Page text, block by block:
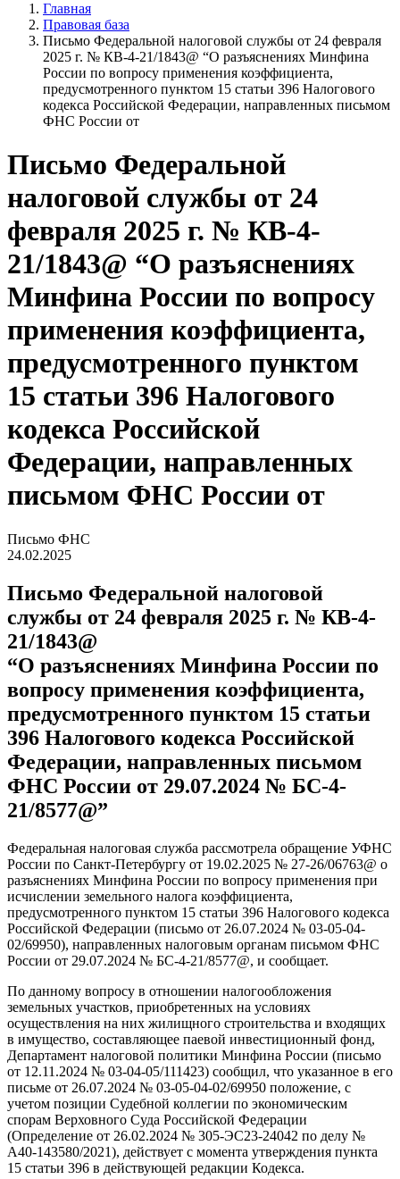
Главная
Правовая база
Письмо Федеральной налоговой службы от 24 февраля
2025 г. № КВ-4-21/1843@ “О разъяснениях Минфина
России по вопросу применения коэффициента,
предусмотренного пунктом 15 статьи 396 Налогового
кодекса Российской Федерации, направленных письмом
ФНС России от
Письмо Федеральной
налоговой службы от 24
февраля 2025 г. № КВ-4-
21/1843@ “О разъяснениях
Минфина России по вопросу
применения коэффициента,
предусмотренного пунктом
15 статьи 396 Налогового
кодекса Российской
Федерации, направленных
письмом ФНС России от
Письмо ФНС
24.02.2025
Письмо Федеральной налоговой
службы от 24 февраля 2025 г. № КВ-4-
21/1843@
“О разъяснениях Минфина России по
вопросу применения коэффициента,
предусмотренного пунктом 15 статьи
396 Налогового кодекса Российской
Федерации, направленных письмом
ФНС России от 29.07.2024 № БС-4-
21/8577@”
Федеральная налоговая служба рассмотрела обращение УФНС
России по Санкт-Петербургу от 19.02.2025 № 27-26/06763@ о
разъяснениях Минфина России по вопросу применения при
исчислении земельного налога коэффициента,
предусмотренного пунктом 15 статьи 396 Налогового кодекса
Российской Федерации (письмо от 26.07.2024 № 03-05-04-
02/69950), направленных налоговым органам письмом ФНС
России от 29.07.2024 № БС-4-21/8577@, и сообщает.
По данному вопросу в отношении налогообложения
земельных участков, приобретенных на условиях
осуществления на них жилищного строительства и входящих
в имущество, составляющее паевой инвестиционный фонд,
Департамент налоговой политики Минфина России (письмо
от 12.11.2024 № 03-04-05/111423) сообщил, что указанное в его
письме от 26.07.2024 № 03-05-04-02/69950 положение, с
учетом позиции Судебной коллегии по экономическим
спорам Верховного Суда Российской Федерации
(Определение от 26.02.2024 № 305-ЭС23-24042 по делу №
А40-143580/2021), действует с момента утверждения пункта
15 статьи 396 в действующей редакции Кодекса.